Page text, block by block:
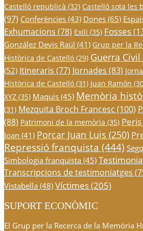
Castelló republicà (32) Castelló sota les
(97) Conferències (43) Dones(65)
Exhumacions (78) Exili (35) Fosses
González Devis Raül (41) Grup per la
Històrica de Castelló (29) Guerra Civil
(52) Itineraris (77) Jornades (83)
Històrica de Castelló (31) Juan Ramón
XYZ (35) Maquis (45) Memòria
(31) Mezquita Broch Francesc (100)
(88) Patrimoni de la memòria (35)
Joan (41) Porcar Juan Luis (250)
Repressió franquista (444)
Simbologia franquista (45)
Transcripcions de testimoniatges
Vistabella (48) Víctimes(205)
SUPORT ECONÒMIC
El Grup per la Recerca de la Memòria